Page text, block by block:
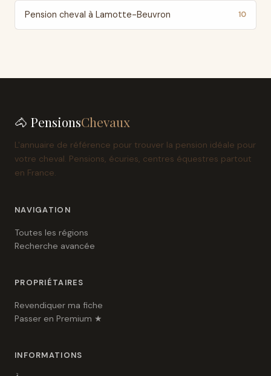
Pension cheval à Lamotte-Beuvron 10
🐴 PensionsChevaux
L'annuaire de référence pour trouver la pension idéale pour
votre cheval. Pensions, écuries, centres équestres partout
en France.
NAVIGATION
Toutes les régions
Recherche avancée
PROPRIÉTAIRES
Revendiquer ma fiche
Passer en Premium ★
INFORMATIONS